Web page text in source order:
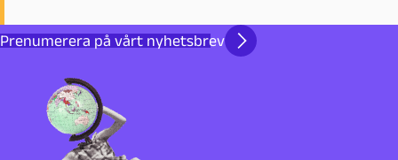
Prenumerera på vårt nyhetsbrev